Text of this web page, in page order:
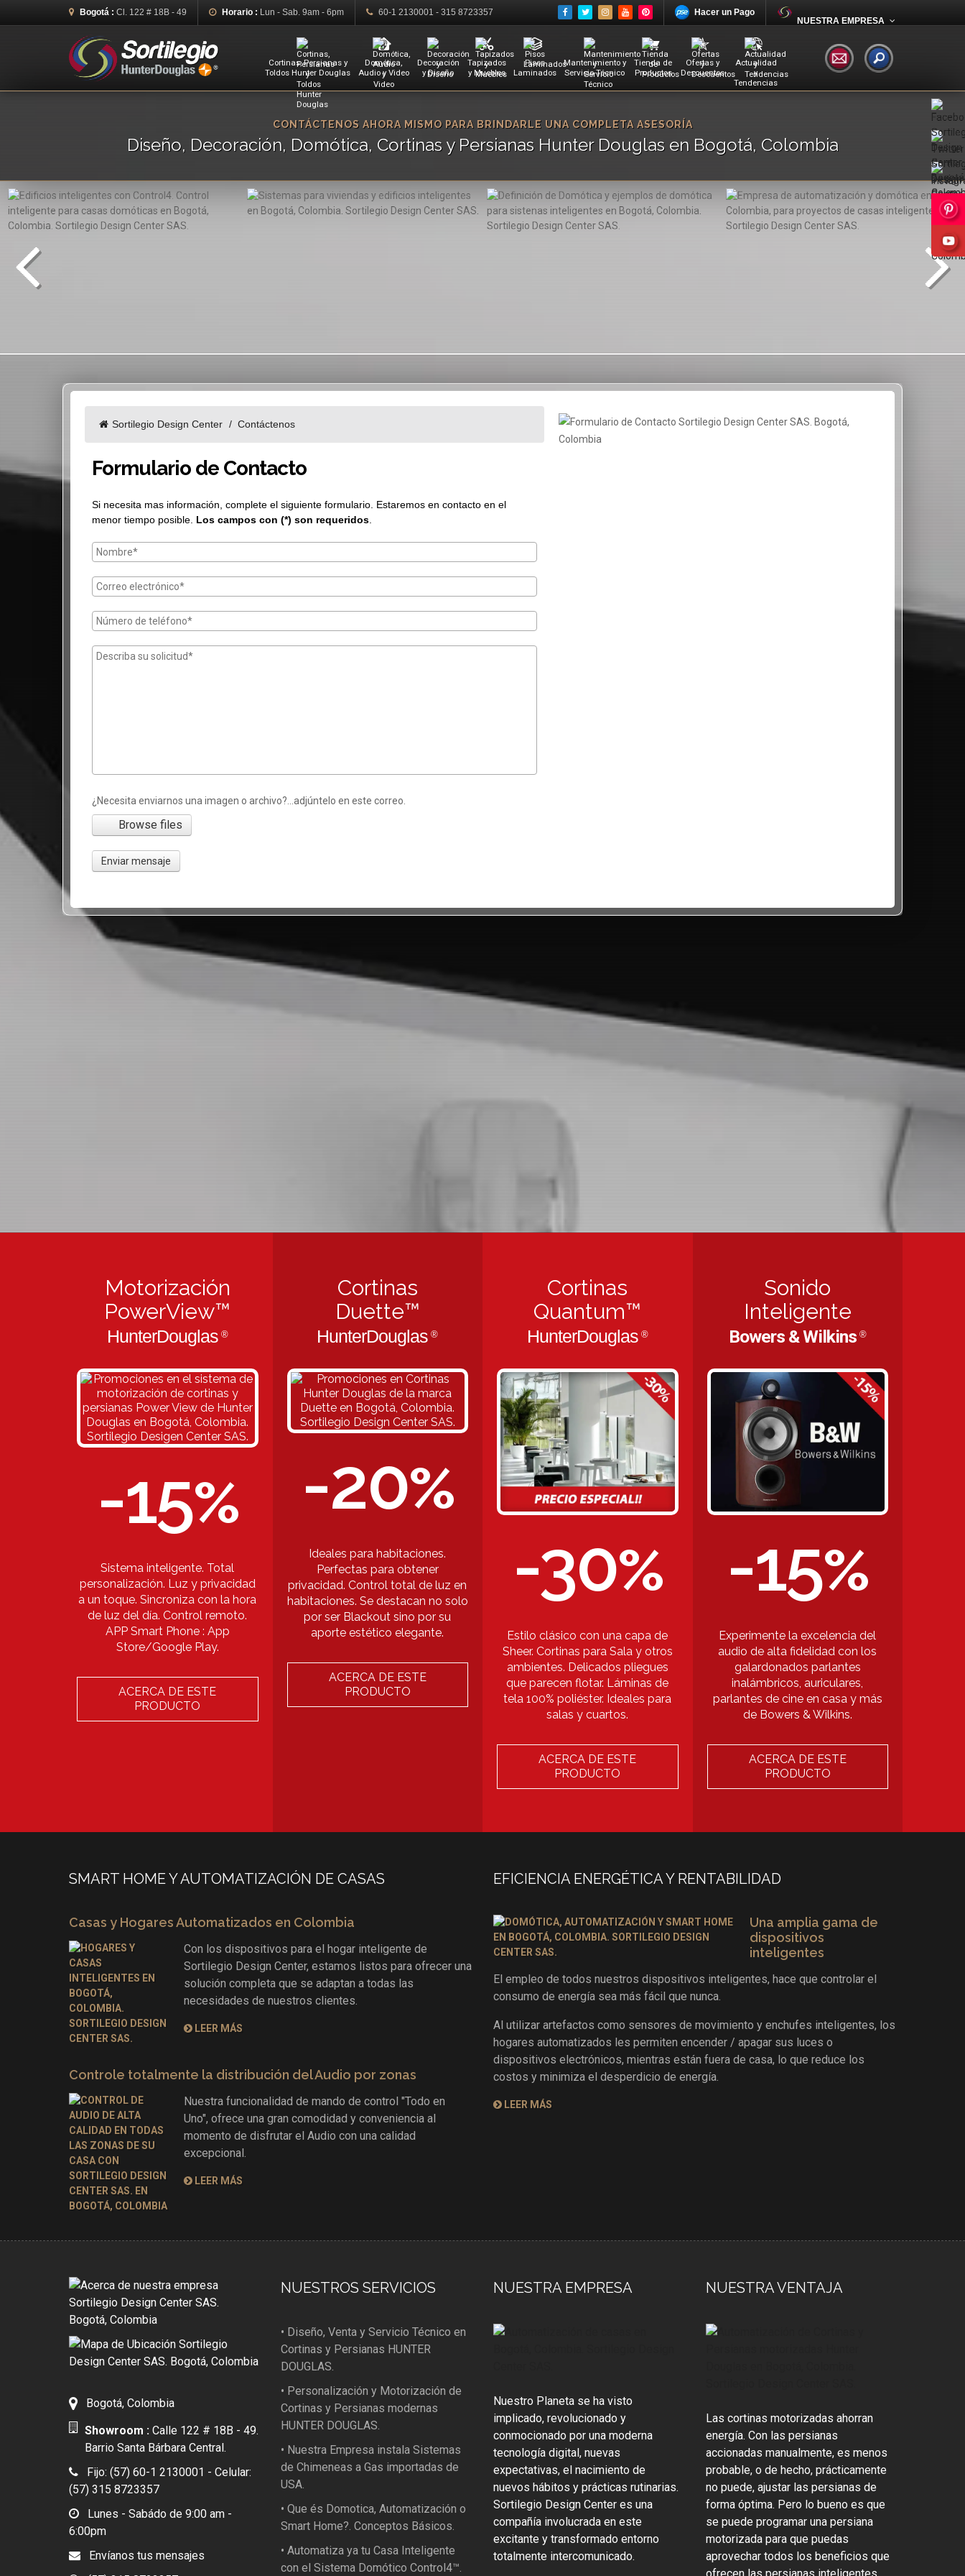
Bogotá : Cl. 122 # 18B - 49 Horario : Lun - Sab. 9am - 6pm
60-1 2130001 - 315 8723357
NUESTRA EMPRESA
Hacer un Pago
Cortinas, Persianas y
Toldos Hunter Douglas
Domótica,
Audio y Video
Decoración
y Diseño
Tapizados
y Muebles
Pisos
Laminados
Mantenimiento y
Servicio Técnico
Tienda de
Productos
Ofertas y
Descuentos
Actualidad
y
Tendencias
CONTÁCTENOS AHORA MISMO PARA BRINDARLE UNA COMPLETA ASESORÍA
Diseño, Decoración, Domótica, Cortinas y Persianas Hunter Douglas en Bogotá, Colombia
Sortilegio Design Center Contáctenos
Formulario de Contacto
Si necesita mas información, complete el siguiente formulario. Estaremos en contacto en el
menor tiempo posible. Los campos con (*) son requeridos.
¿Necesita enviarnos una imagen o archivo?...adjúntelo en este correo.
Browse files
Enviar mensaje
Motorización
PowerView™
HunterDouglas ®
-15%
Sistema inteligente. Total
personalización. Luz y privacidad
a un toque. Sincroniza con la hora
de luz del día. Control remoto.
APP Smart Phone : App
Store/Google Play.
ACERCA DE ESTE
PRODUCTO
Cortinas
Duette™
HunterDouglas ®
-20%
Ideales para habitaciones.
Perfectas para obtener
privacidad. Control total de luz en
habitaciones. Se destacan no solo
por ser Blackout sino por su
aporte estético elegante.
ACERCA DE ESTE
PRODUCTO
Cortinas
Quantum™
HunterDouglas ®
-30%
Estilo clásico con una capa de
Sheer. Cortinas para Sala y otros
ambientes. Delicados pliegues
que parecen flotar. Láminas de
tela 100% poliéster. Ideales para
salas y cuartos.
ACERCA DE ESTE
PRODUCTO
Sonido
Inteligente
Bowers & Wilkins ®
-15%
Experimente la excelencia del
audio de alta fidelidad con los
galardonados parlantes
inalámbricos, auriculares,
parlantes de cine en casa y más
de Bowers & Wilkins.
ACERCA DE ESTE
PRODUCTO
SMART HOME Y AUTOMATIZACIÓN DE CASAS
Casas y Hogares Automatizados en Colombia
Con los dispositivos para el hogar inteligente de
Sortilegio Design Center, estamos listos para ofrecer una
solución completa que se adaptan a todas las
necesidades de nuestros clientes.
LEER MÁS
Controle totalmente la distribución del Audio por zonas
Nuestra funcionalidad de mando de control "Todo en
Uno", ofrece una gran comodidad y conveniencia al
momento de disfrutar el Audio con una calidad
excepcional.
LEER MÁS
EFICIENCIA ENERGÉTICA Y RENTABILIDAD
Una amplia gama de
dispositivos
inteligentes
El empleo de todos nuestros dispositivos inteligentes, hace que controlar el
consumo de energía sea más fácil que nunca.
Al utilizar artefactos como sensores de movimiento y enchufes inteligentes, los
hogares automatizados les permiten encender / apagar sus luces o
dispositivos electrónicos, mientras están fuera de casa, lo que reduce los
costos y minimiza el desperdicio de energía.
LEER MÁS
Bogotá, Colombia
Showroom :Calle 122 # 18B - 49.
Barrio Santa Bárbara Central.
Fijo: (57) 60-1 2130001 - Celular:
(57) 315 8723357
Lunes - Sabádo de 9:00 am -
6:00pm
Envíanos tus mensajes
NUESTROS SERVICIOS
• Diseño, Venta y Servicio Técnico en
Cortinas y Persianas HUNTER
DOUGLAS.
• Personalización y Motorización de
Cortinas y Persianas modernas
HUNTER DOUGLAS.
• Nuestra Empresa instala Sistemas
de Chimeneas a Gas importadas de
USA.
• Que és Domotica, Automatización o
Smart Home?. Conceptos Básicos.
• Automatiza ya tu Casa Inteligente
con el Sistema Domótico Control4™.
NUESTRA EMPRESA
Nuestro Planeta se ha visto
implicado, revolucionado y
conmocionado por una moderna
tecnología digital, nuevas
expectativas, el nacimiento de
nuevos hábitos y prácticas rutinarias.
Sortilegio Design Center es una
compañía involucrada en este
excitante y transformado entorno
totalmente intercomunicado.
NUESTRA VENTAJA
Las cortinas motorizadas ahorran
energía. Con las persianas
accionadas manualmente, es menos
probable, o de hecho, prácticamente
no puede, ajustar las persianas de
forma óptima. Pero lo bueno es que
se puede programar una persiana
motorizada para que puedas
aprovechar todos los beneficios que